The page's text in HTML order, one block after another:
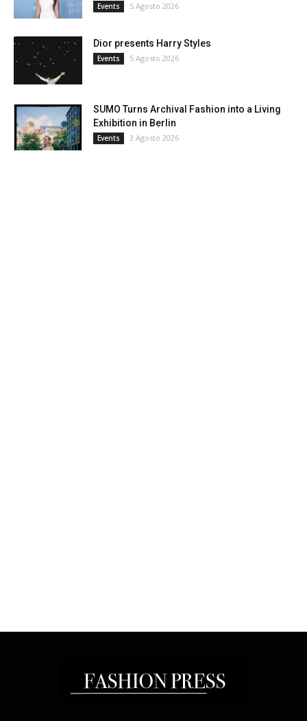
Events 5 Agosto 2026
Dior presents Harry Styles
Events 5 Agosto 2026
SUMO Turns Archival Fashion into a Living
Exhibition in Berlin
Events 3 Agosto 2026